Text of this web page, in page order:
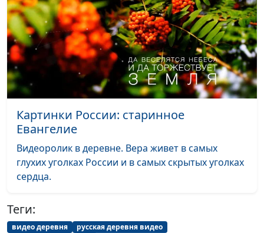
Картинки России: старинное
Евангелие
Видеоролик в деревне. Вера живет в самых
глухих уголках России и в самых скрытых уголках
сердца.
Теги:
видео деревня
русская деревня видео